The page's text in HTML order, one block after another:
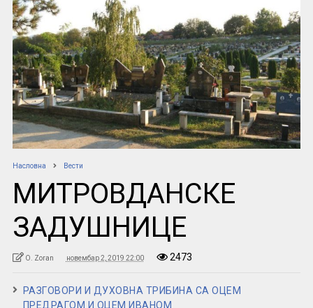
Насловна Вести
МИТРОВДАНСКЕ
ЗАДУШНИЦЕ
O. Zoran новембар 2, 2019 22:00 2473
РАЗГОВОРИ И ДУХОВНА ТРИБИНА СА ОЦЕМ
ПРЕДРАГОМ И ОЦЕМ ИВАНОМ